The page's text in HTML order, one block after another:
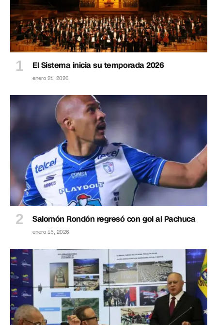
El Sistema inicia su temporada 2026
enero 21, 2026
Salomón Rondón regresó con gol al Pachuca
enero 15, 2026